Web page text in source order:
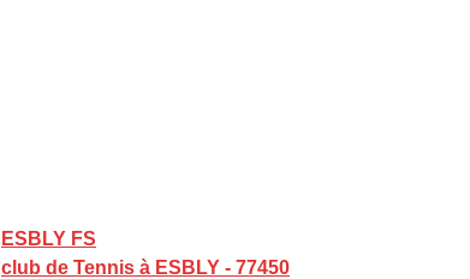
ESBLY FS
club de Tennis à ESBLY - 77450